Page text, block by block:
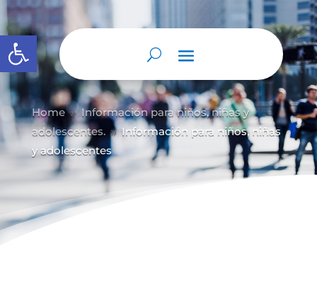
Abrir barra de herramientas
Home 9 Información para niños, niñas y
adolescentes. 9 Información para niños, niñas
y adolescentes